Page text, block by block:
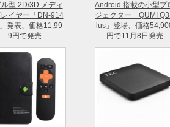
ル型 2D/3D メディ
イヤー「DN-914
発表、価格11,99
9円で発売
Android 搭載の小型プ
ジェクター「QUMI
lus」登場、価格
円で11月8日発売